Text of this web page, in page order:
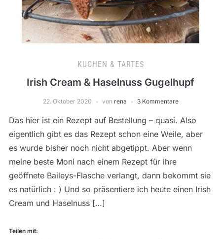
KUCHEN & TARTES
Irish Cream & Haselnuss Gugelhupf
22. Oktober 2020 von rena 3 Kommentare
Das hier ist ein Rezept auf Bestellung – quasi. Also
eigentlich gibt es das Rezept schon eine Weile, aber
es wurde bisher noch nicht abgetippt. Aber wenn
meine beste Moni nach einem Rezept für ihre
geöffnete Baileys-Flasche verlangt, dann bekommt sie
es natürlich : ) Und so präsentiere ich heute einen Irish
Cream und Haselnuss […]
Teilen mit: